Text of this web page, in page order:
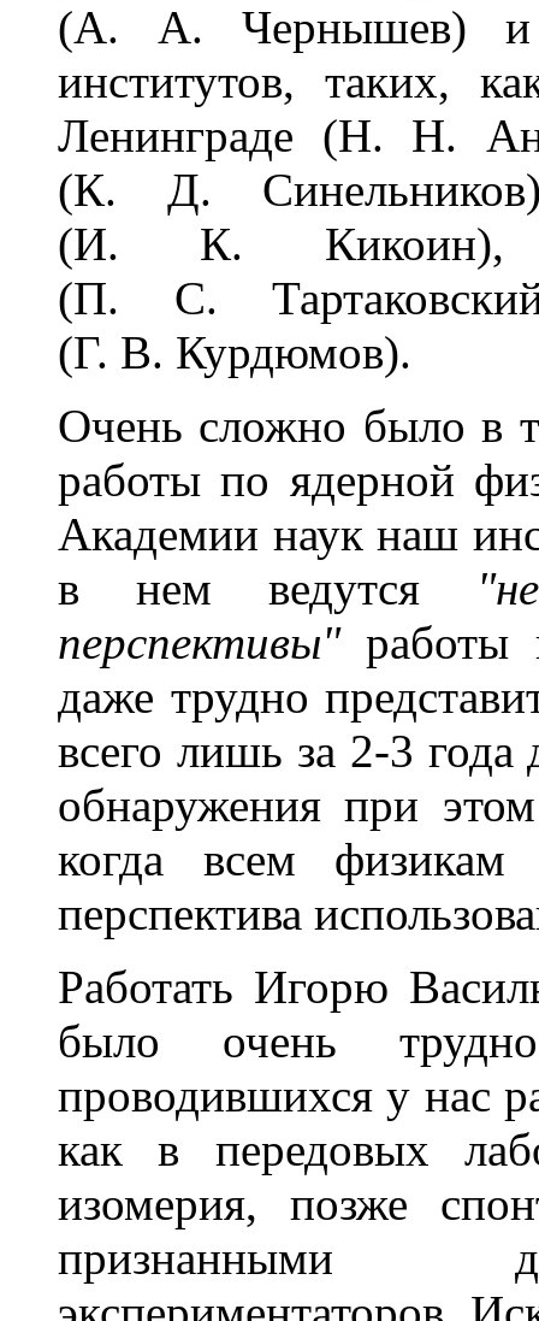
(А. А. Чернышев) и
институтов, таких,
Ленинграде (Н. Н.
(К. Д.
(И. К. Кикоин),
(П. С.
(Г. В. Курдюмов).
Очень сложно было в
работы по ядерной
Академии наук наш
в нем ведутся
перспективы"работы
даже трудно
всего лишь за 2-3
обнаружения при
когда всем физикам
перспектива
Работать Игорю
было очень
проводившихся у нас
как в передовых
изомерия, позже
признанными